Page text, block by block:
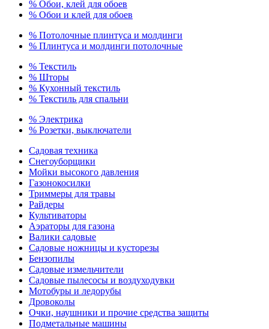
% Обои, клей для обоев
% Обои и клей для обоев
% Потолочные плинтуса и молдинги
% Плинтуса и молдинги потолочные
% Текстиль
% Шторы
% Кухонный текстиль
% Текстиль для спальни
% Электрика
% Розетки, выключатели
Садовая техника
Снегоуборщики
Мойки высокого давления
Газонокосилки
Триммеры для травы
Райдеры
Культиваторы
Аэраторы для газона
Валики садовые
Садовые ножницы и кусторезы
Бензопилы
Садовые измельчители
Садовые пылесосы и воздуходувки
Мотобуры и ледорубы
Дровоколы
Очки, наушники и прочие средства защиты
Подметальные машины